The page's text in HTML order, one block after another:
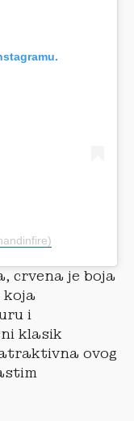
crvena je boja
i
klasik
ovog